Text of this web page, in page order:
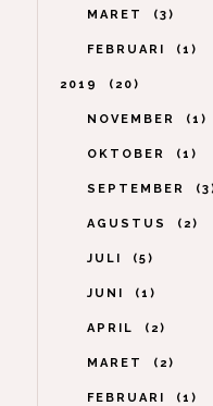
MARET 3
FEBRUARI 1
2019 20
NOVEMBER 1
OKTOBER 1
SEPTEMBER 3
AGUSTUS 2
JULI 5
JUNI 1
APRIL 2
MARET 2
FEBRUARI 1